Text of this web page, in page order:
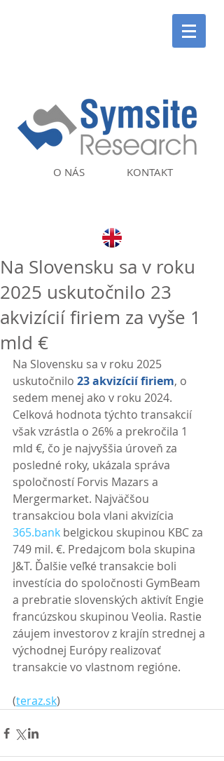
KONTAKT
O NÁS
Na Slovensku sa v roku
2025 uskutočnilo 23
akvizícií firiem za vyše 1
mld €
Na Slovensku sa v roku 2025
uskutočnilo 23 akvizícií firiem, o
sedem menej ako v roku 2024.
Celková hodnota týchto transakcií
však vzrástla o 26% a prekročila 1
mld €, čo je najvyššia úroveň za
posledné roky, ukázala správa
spoločností Forvis Mazars a
Mergermarket. Najväčšou
transakciou bola vlani akvizícia
365.bank belgickou skupinou KBC za
749 mil. €. Predajcom bola skupina
J&T. Ďalšie veľké transakcie boli
investícia do spoločnosti GymBeam
a prebratie slovenských aktivít Engie
francúzskou skupinou Veolia. Rastie
záujem investorov z krajín strednej a
východnej Európy realizovať
transakcie vo vlastnom regióne.
(teraz.sk)